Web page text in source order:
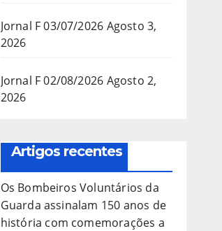
Jornal F 03/07/2026 Agosto 3,
2026
Jornal F 02/08/2026 Agosto 2,
2026
Artigos recentes
Os Bombeiros Voluntários da
Guarda assinalam 150 anos de
história com comemorações a